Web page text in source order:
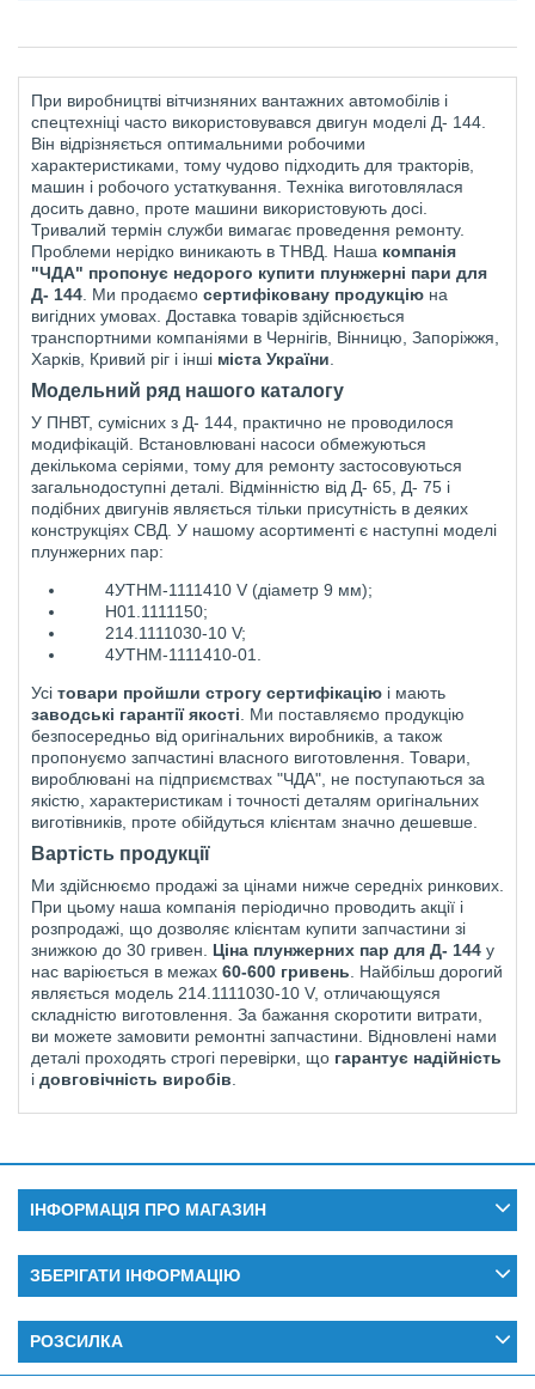
При виробництві вітчизняних вантажних автомобілів і
спецтехніці часто використовувався двигун моделі Д- 144.
Він відрізняється оптимальними робочими
характеристиками, тому чудово підходить для тракторів,
машин і робочого устаткування. Техніка виготовлялася
досить давно, проте машини використовують досі.
Тривалий термін служби вимагає проведення ремонту.
Проблеми нерідко виникають в ТНВД. Наша компанія
"ЧДА" пропонує недорого купити плунжерні пари для
Д- 144 . Ми продаємо сертифіковану продукцію на
вигідних умовах. Доставка товарів здійснюється
транспортними компаніями в Чернігів, Вінницю, Запоріжжя,
Харків, Кривий ріг і інші міста України
Модельний ряд нашого каталогу
У ПНВТ, сумісних з Д- 144, практично не проводилося
модифікацій. Встановлювані насоси обмежуються
декількома серіями, тому для ремонту застосовуються
загальнодоступні деталі. Відмінністю від Д- 65, Д- 75 і
подібних двигунів являється тільки присутність в деяких
конструкціях СВД. У нашому асортименті є наступні моделі
плунжерних пар:
4УТНМ-1111410 V (дiаметр 9 мм);
Н01.1111150;
214.1111030-10 V;
4УТНМ-1111410-01.
Усі товари пройшли строгу сертифікацію і мають
заводські гарантії якості . Ми поставляємо продукцію
безпосередньо від оригінальних виробників, а також
пропонуємо запчастині власного виготовлення. Товари,
вироблювані на підприємствах "ЧДА", не поступаються за
якістю, характеристикам і точності деталям оригінальних
виготівників, проте обійдуться клієнтам значно дешевше.
Вартість продукції
Ми здійснюємо продажі за цінами нижче середніх ринкових.
При цьому наша компанія періодично проводить акції і
розпродажі, що дозволяє клієнтам купити запчастини зі
знижкою до 30 гривен. Ціна плунжерних пар для Д- 144 у
нас варіюється в межах 60-600 гривень . Найбільш дорогий
являється модель 214.1111030-10 V, отличающуяся
складністю виготовлення. За бажання скоротити витрати,
ви можете замовити ремонтні запчастини. Відновлені нами
деталі проходять строгі перевірки, що гарантує надійність
і довговічність виробів
ІНФОРМАЦІЯ ПРО МАГАЗИН
ЗБЕРІГАТИ ІНФОРМАЦІЮ
РОЗСИЛКА